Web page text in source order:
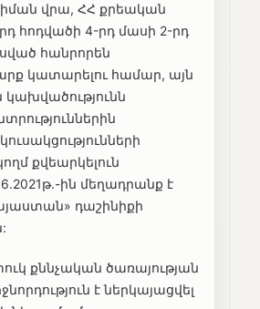
վրա, ՀՀ քրեական
հոդվածի 4-րդ մասի 2-րդ
հանրորեն
կատարելու համար, այն
քվեարկելուն
ին մեղադրանք է
դաշինիքի
քննչական ծառայության
է ներկայացվել